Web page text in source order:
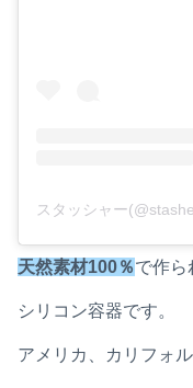
スタッシャー
天然素材100％で作ら
シリコン容器です。
アメリカ、カリフォ